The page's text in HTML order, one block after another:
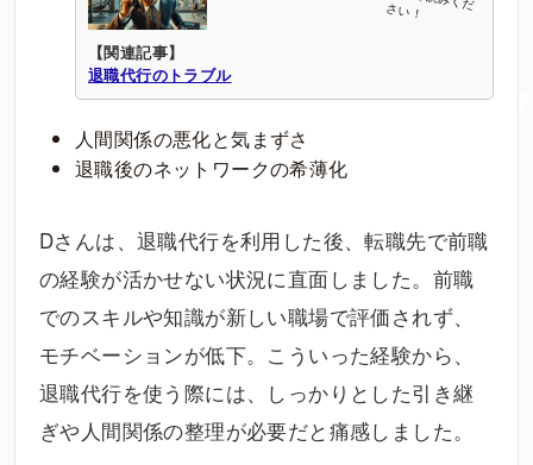
【関連記事】
退職代行のトラブル
人間関係の悪化と気まずさ
退職後のネットワークの希薄化
Dさんは、退職代行を利用した後、転職先で前職
の経験が活かせない状況に直面しました。前職
でのスキルや知識が新しい職場で評価されず、
モチベーションが低下。こういった経験から、
退職代行を使う際には、しっかりとした引き継
ぎや人間関係の整理が必要だと痛感しました。